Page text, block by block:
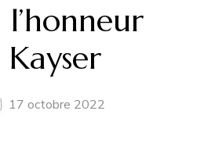
17 octobre 2022